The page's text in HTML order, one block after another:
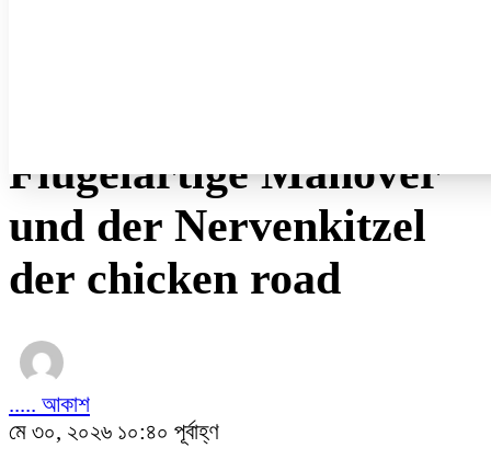
Flügelartige Manöver
und der Nervenkitzel
der chicken road
..... আকাশ
মে ৩০, ২০২৬ ১০:৪০ পূর্বাহ্ণ